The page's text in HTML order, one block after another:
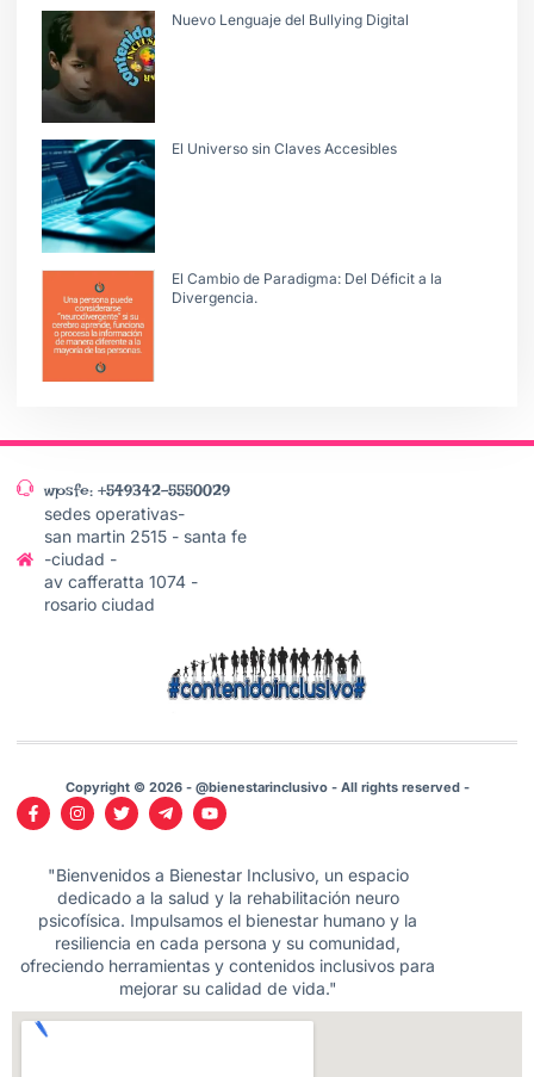
Nuevo Lenguaje del Bullying Digital
El Universo sin Claves Accesibles
El Cambio de Paradigma: Del Déficit a la
Divergencia.
wpsfe: +549342-5550029
sedes operativas-
san martin 2515 - santa fe
-ciudad -
av cafferatta 1074 -
rosario ciudad
Copyright © 2026 - @bienestarinclusivo - All rights reserved -
"Bienvenidos a Bienestar Inclusivo, un espacio
dedicado a la salud y la rehabilitación neuro
psicofísica. Impulsamos el bienestar humano y la
resiliencia en cada persona y su comunidad,
ofreciendo herramientas y contenidos inclusivos para
mejorar su calidad de vida."